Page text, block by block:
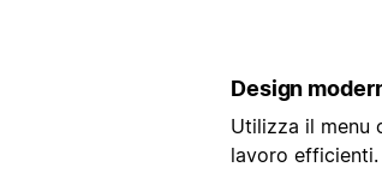
Design
Utilizza il menu
lavoro efficienti.